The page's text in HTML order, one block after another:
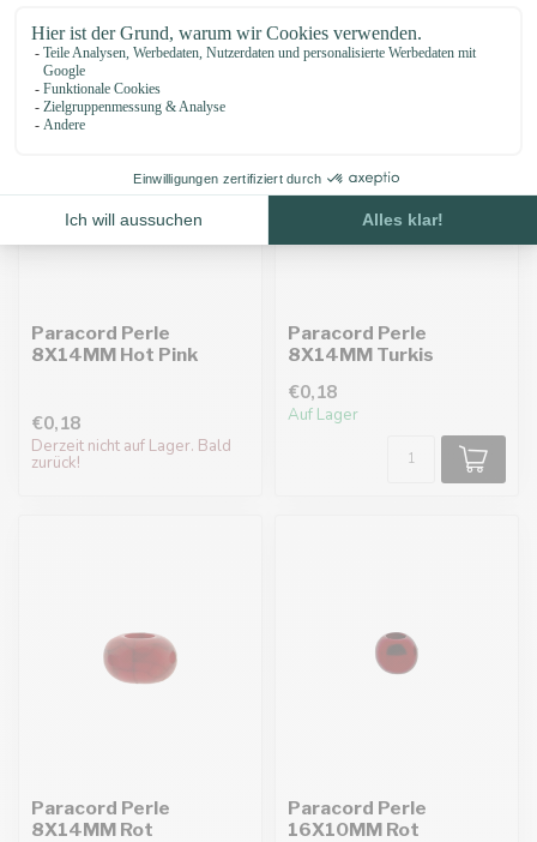
Paracord Perle
8X14MM Hot Pink
€0,18
Derzeit nicht auf Lager. Bald
zurück!
Paracord Perle
8X14MM Turkis
€0,18
Auf Lager
Paracord Perle
8X14MM Rot
Paracord Perle
16X10MM Rot